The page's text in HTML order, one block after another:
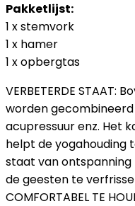
Pakketlijst:
1 x stemvork
1 x hamer
1 x opbergtas
VERBETERDE STAAT:
worden
acupressuur enz. Het
helpt de yogahouding
staat van
de geesten te
COMFORTABEL TE